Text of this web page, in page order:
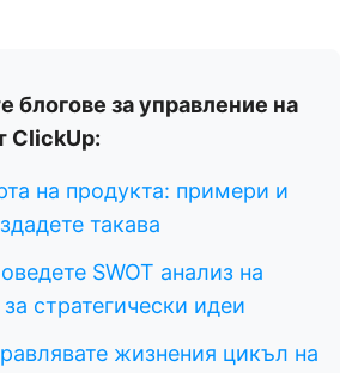
блогове за управление на
ClickUp:
на продукта: примери и
такава
SWOT анализ на
стратегически идеи
жизнения цикъл на